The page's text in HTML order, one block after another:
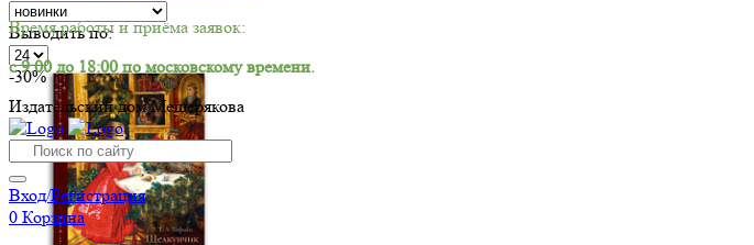
Время работы и приёма заявок:
с 9:00 до 18:00 по московскому времени.
Издательский дом Мещерякова
Вход/Регистрация
0 Корзина
Выводить по:
-30%